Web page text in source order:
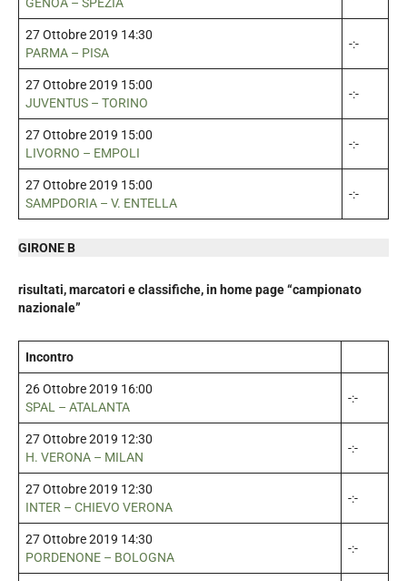
GENOA – SPEZIA
27 Ottobre 2019 14:30
PARMA – PISA
-:-
27 Ottobre 2019 15:00
JUVENTUS – TORINO
-:-
27 Ottobre 2019 15:00
LIVORNO – EMPOLI
-:-
27 Ottobre 2019 15:00
SAMPDORIA – V. ENTELLA
-:-
GIRONE B
risultati, marcatori e classifiche, in home page “campionato
nazionale”
Incontro
26 Ottobre 2019 16:00
SPAL – ATALANTA
-:-
27 Ottobre 2019 12:30
H. VERONA – MILAN
-:-
27 Ottobre 2019 12:30
INTER – CHIEVO VERONA
-:-
27 Ottobre 2019 14:30
PORDENONE – BOLOGNA
-:-